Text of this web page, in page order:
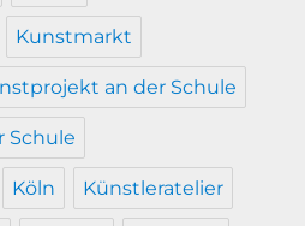
Kunstmarkt
an der Schule
Schule
Köln Künstleratelier